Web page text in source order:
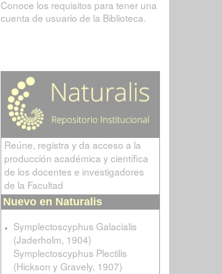
Conoce los requisitos para tener una
cuenta de usuario de la Biblioteca.
Reúne, registra y da acceso a la
producción académica y científica
de los docentes e investigadores
de la Facultad
Nuevo en Naturalis
Symplectoscyphus Galacialis
(Jaderholm, 1904)
Symplectoscyphus Plectilis
(Hickson y Gravely, 1907)